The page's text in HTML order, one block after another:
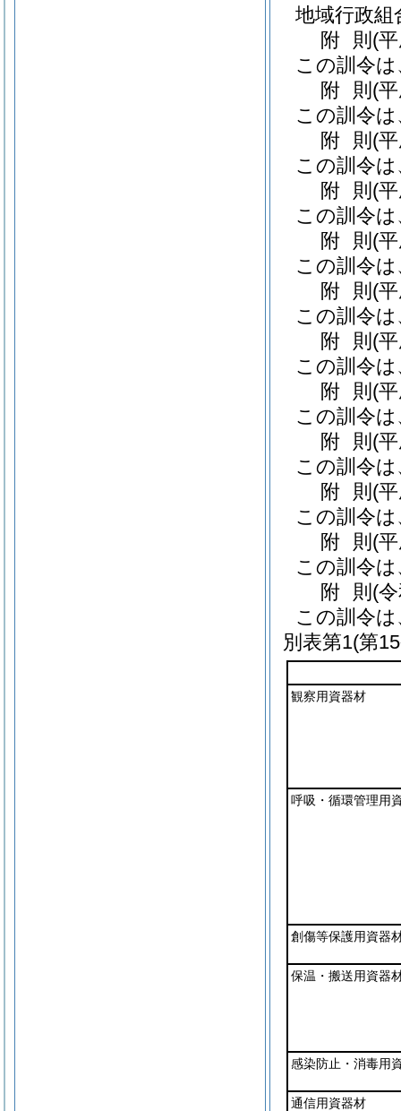
地域行政組
附 則 (
この訓令
附 則 (
この訓令
附 則 (
この訓令
附 則 (
この訓令
附 則 (
この訓令
附 則 (
この訓令
附 則 (
この訓令
附 則 (
この訓令
附 則 (
この訓令
附 則 (
この訓令
附 則 (
この訓令
附 則 (
この訓令
別表第1(第
観察用資器材
呼吸・循環管理用
創傷等保護用資器
保温・搬送用資器
感染防止・消毒用
通信用資器材